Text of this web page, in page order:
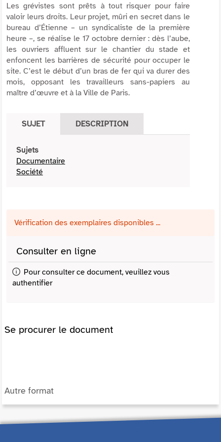
Les grévistes sont prêts à tout risquer pour faire
valoir leurs droits. Leur projet, mûri en secret dans le
bureau d’Étienne – un syndicaliste de la première
heure –, se réalise le 17 octobre dernier : dès l’aube,
les ouvriers affluent sur le chantier du stade et
enfoncent les barrières de sécurité pour occuper le
site. C’est le début d’un bras de fer qui va durer des
mois, opposant les travailleurs sans-papiers au
maître d’œuvre et à la Ville de Paris.
SUJET DESCRIPTION
Sujets
Documentaire
Société
Vérification des exemplaires disponibles ...
Consulter en ligne
Pour consulter ce document, veuillez vous
authentifier
Se procurer le document
Autre format